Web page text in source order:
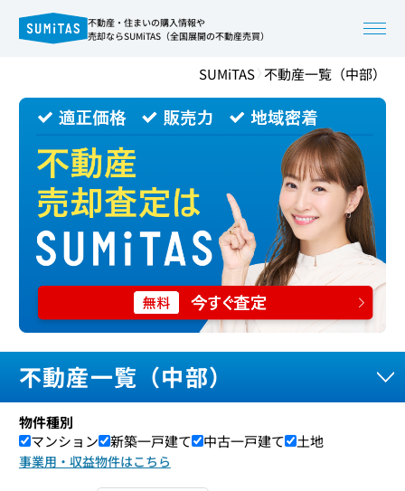
不動産・住まいの購入情報や
売却ならSUMiTAS（全国展開の不動産売買）
SUMiTAS 不動産一覧（中部）
不動産一覧（中部）
物件種別
マンション
新築一戸建て 中古一戸建て 土地
事業用・収益物件はこちら